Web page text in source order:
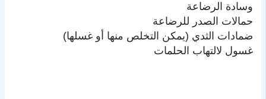
وسادة الرضاعة
حمالات الصدر للرضاعة
ضمادات الثدي (يمكن التخلص منها أو غسلها)
غسول لالتهاب الحلمات